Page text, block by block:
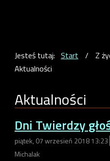
Jesteś tutaj: Start / Z
Aktualności
Aktualności
Dni Twierdzy
piątek, 07 wrzesień 2018 13:23
Michalak